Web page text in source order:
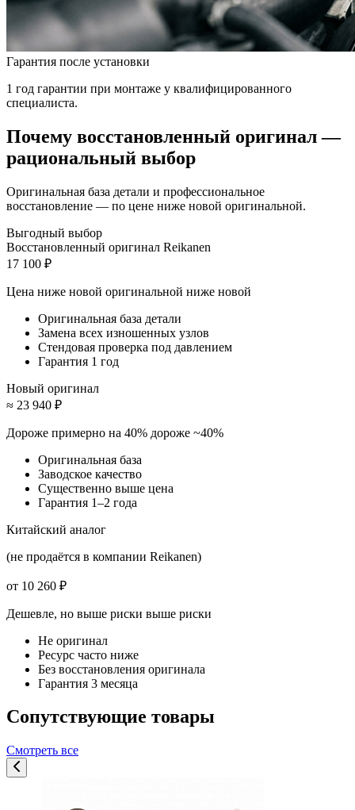
Гарантия после установки
1 год гарантии при монтаже у квалифицированного
специалиста.
Почему восстановленный оригинал —
рациональный выбор
Оригинальная база детали и профессиональное
восстановление — по цене ниже новой оригинальной.
Выгодный выбор
Восстановленный оригинал Reikanen
17 100 ₽
Цена ниже новой оригинальной ниже новой
Оригинальная база детали
Замена всех изношенных узлов
Стендовая проверка под давлением
Гарантия 1 год
Новый оригинал
≈ 23 940 ₽
Дороже примерно на 40% дороже ~40%
Оригинальная база
Заводское качество
Существенно выше цена
Гарантия 1–2 года
Китайский аналог
(не продаётся в компании Reikanen)
от 10 260 ₽
Дешевле, но выше риски выше риски
Не оригинал
Ресурс часто ниже
Без восстановления оригинала
Гарантия 3 месяца
Сопутствующие товары
Смотреть все